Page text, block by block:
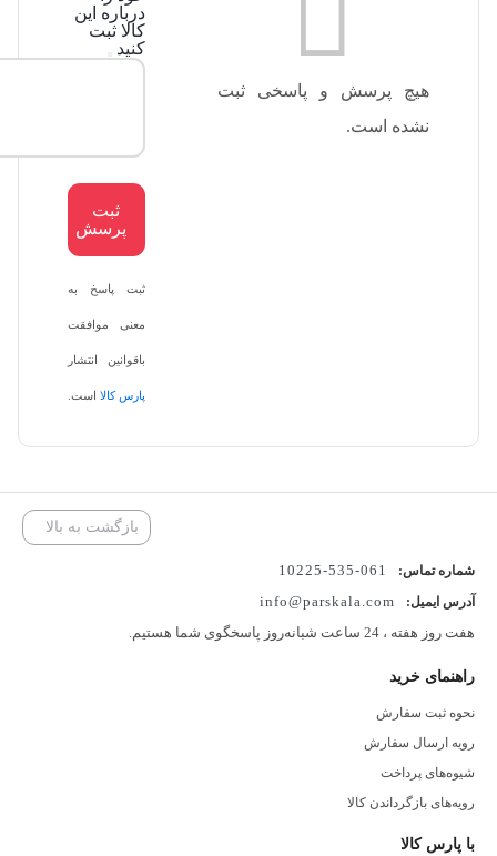
هیچ پرسش و پاسخی ثبت
نشده است.
درباره این
کالا ثبت
کنید
ثبت
پرسش
ثبت پاسخ به
معنی موافقت
باقوانین انتشار
پارس کالا است.
بازگشت به بالا
شماره تماس: 061-535-10225
آدرس ایمیل:
info@parskala.com
هفت روز هفته ، 24 ساعت شبانه‌روز پاسخگوی شما هستیم.
راهنمای خرید
نحوه ثبت سفارش
رویه ارسال سفارش
شیوه‌های پرداخت
رویه‌های بازگرداندن کالا
با پارس کالا